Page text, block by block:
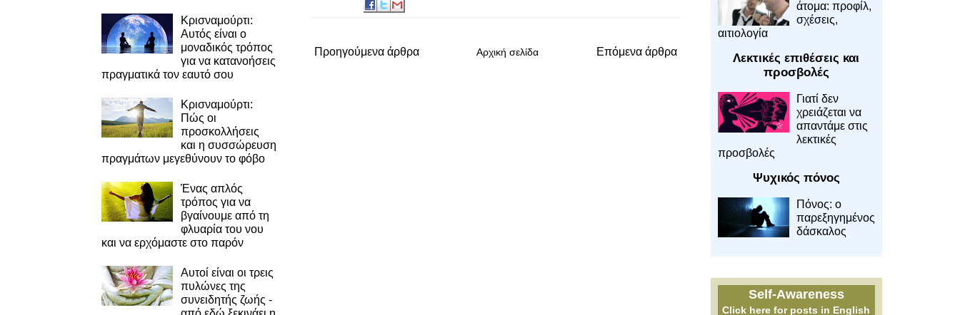
Προηγούμενα άρθρα Επόμενα άρθρα
Αρχική σελίδα
Κρισναμούρτι:
Αυτός είναι ο
μοναδικός τρόπος
για να κατανοήσεις
πραγματικά τον εαυτό σου
Κρισναμούρτι:
Πώς οι
προσκολλήσεις
και η συσσώρευση
πραγμάτων μεγεθύνουν το φόβο
Ένας απλός
τρόπος για να
βγαίνουμε από τη
φλυαρία του νου
και να ερχόμαστε στο παρόν
Αυτοί είναι οι τρεις
πυλώνες της
συνειδητής ζωής -
άτομα: προφίλ,
σχέσεις,
αιτιολογία
Λεκτικές επιθέσεις και
προσβολές
Γιατί δεν
χρειάζεται να
απαντάμε στις
λεκτικές
προσβολές
Ψυχικός πόνος
Πόνος: ο
παρεξηγημένος
δάσκαλος
Self-Awareness
Click here for posts in English